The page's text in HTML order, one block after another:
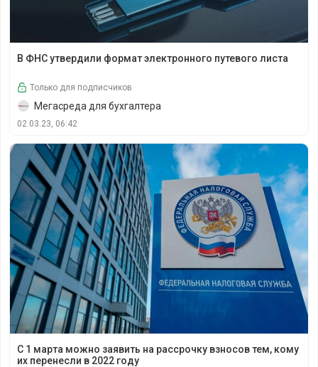
В ФНС утвердили формат электронного путевого листа
Только для подписчиков
Мегасреда для бухгалтера
02.03.23, 06:42
С 1 марта можно заявить на рассрочку взносов тем, кому
их перенесли в 2022 году